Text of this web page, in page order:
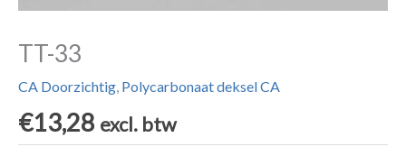
TT-33
CA Doorzichtig, Polycarbonaat deksel CA
€13,28 excl. btw